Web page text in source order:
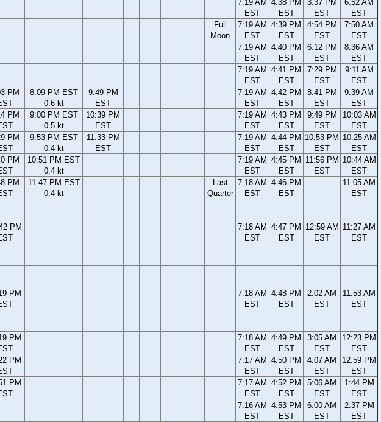
7:19 AM
EST
4:38 PM
EST
3:37 PM
EST
6:52 AM
EST
Full
Moon
7:19 AM
EST
4:39 PM
EST
4:54 PM
EST
7:50 AM
EST
7:19 AM
EST
4:40 PM
EST
6:12 PM
EST
8:36 AM
EST
7:19 AM
EST
4:41 PM
EST
7:29 PM
EST
9:11 AM
EST
PM
8:09 PM EST
0.6 kt
9:49 PM
EST
7:19 AM
EST
4:42 PM
EST
8:41 PM
EST
9:39 AM
EST
PM
9:00 PM EST
0.5 kt
10:39 PM
EST
7:19 AM
EST
4:43 PM
EST
9:49 PM
EST
10:03 AM
EST
PM
9:53 PM EST
0.4 kt
11:33 PM
EST
7:19 AM
EST
4:44 PM
EST
10:53 PM
EST
10:25 AM
EST
PM
10:51 PM EST
0.4 kt
7:19 AM
EST
4:45 PM
EST
11:56 PM
EST
10:44 AM
EST
PM
11:47 PM EST
0.4 kt
Last
Quarter
7:18 AM
EST
4:46 PM
EST
11:05 AM
EST
PM
7:18 AM
EST
4:47 PM
EST
12:59 AM
EST
11:27 AM
EST
PM
7:18 AM
EST
4:48 PM
EST
2:02 AM
EST
11:53 AM
EST
PM
7:18 AM
EST
4:49 PM
EST
3:05 AM
EST
12:23 PM
EST
PM
7:17 AM
EST
4:50 PM
EST
4:07 AM
EST
12:59 PM
EST
PM
7:17 AM
EST
4:52 PM
EST
5:06 AM
EST
1:44 PM
EST
7:16 AM
EST
4:53 PM
EST
6:00 AM
EST
2:37 PM
EST